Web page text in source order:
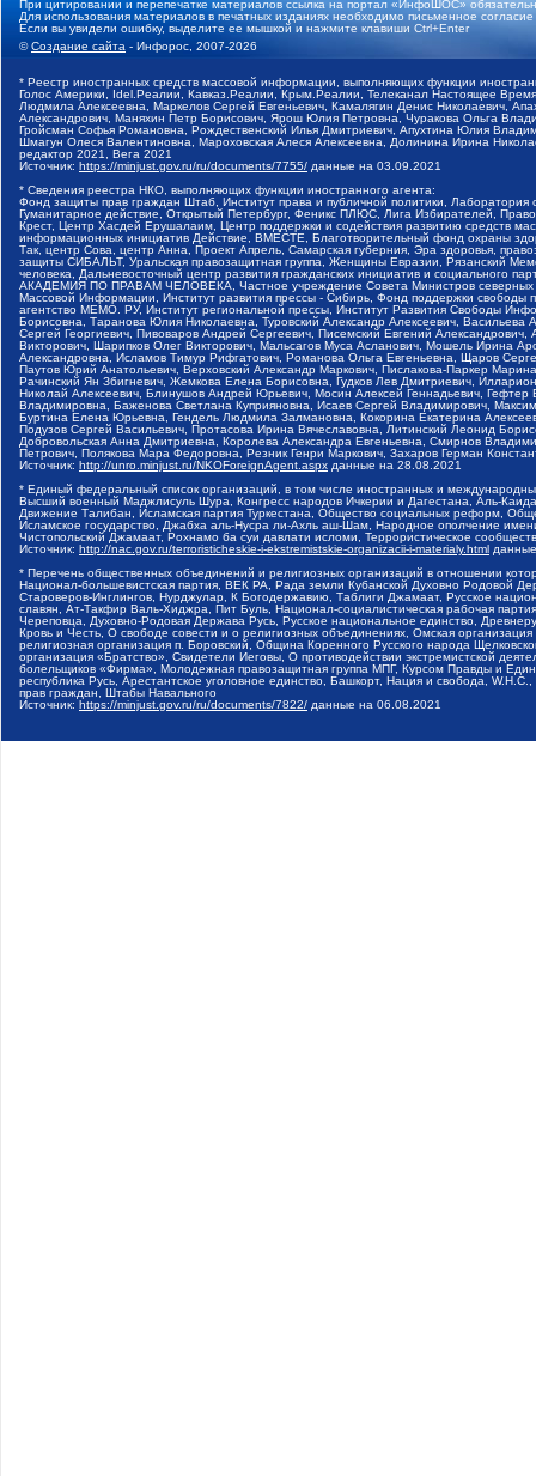
При цитировании и перепечатке материалов ссылка на портал «ИнфоШОС»
Для использования материалов в печатных изданиях необходимо письменное
Если вы увидели ошибку, выделите ее мышкой и нажмите клавиши Ctrl+Enter
©Создание сайта - Инфорос, 2007-2026
* Реестр иностранных средств массовой информации, выполняющих функции
Голос Америки, Idel.Реалии, Кавказ.Реалии, Крым.Реалии, Телеканал Настоящее
Людмила Алексеевна, Маркелов Сергей Евгеньевич, Камалягин Денис Николаевич,
Александрович, Маняхин Петр Борисович, Ярош Юлия Петровна, Чуракова Ольга
Гройсман Софья Романовна, Рождественский Илья Дмитриевич, Апухтина Юлия
Шмагун Олеся Валентиновна, Мароховская Алеся Алексеевна, Долинина Ирина
редактор 2021, Вега 2021
Источник: https://minjust.gov.ru/ru/documents/7755/ данные на 03.09.2021
* Сведения реестра НКО, выполняющих функции иностранного агента:
Фонд защиты прав граждан Штаб, Институт права и публичной политики,
Гуманитарное действие, Открытый Петербург, Феникс ПЛЮС, Лига Избирателей,
Крест, Центр Хасдей Ерушалаим, Центр поддержки и содействия развитию средств
информационных инициатив Действие, ВМЕСТЕ, Благотворительный фонд охраны
Так, центр Сова, центр Анна, Проект Апрель, Самарская губерния, Эра здоровья,
защиты СИБАЛЬТ, Уральская правозащитная группа, Женщины Евразии, Рязанский
человека, Дальневосточный центр развития гражданских инициатив и социального
АКАДЕМИЯ ПО ПРАВАМ ЧЕЛОВЕКА, Частное учреждение Совета Министров северных
Массовой Информации, Институт развития прессы - Сибирь, Фонд поддержки
агентство МЕМО. РУ, Институт региональной прессы, Институт Развития Свободы
Борисовна, Таранова Юлия Николаевна, Туровский Александр Алексеевич,
Сергей Георгиевич, Пивоваров Андрей Сергеевич, Писемский Евгений
Викторович, Шарипков Олег Викторович, Мальсагов Муса Асланович, Мошель Ирина
Александровна, Исламов Тимур Рифгатович, Романова Ольга Евгеньевна, Щаров
Паутов Юрий Анатольевич, Верховский Александр Маркович, Пислакова-Паркер
Рачинский Ян Збигневич, Жемкова Елена Борисовна, Гудков Лев Дмитриевич,
Николай Алексеевич, Блинушов Андрей Юрьевич, Мосин Алексей Геннадьевич,
Владимировна, Баженова Светлана Куприяновна, Исаев Сергей Владимирович,
Буртина Елена Юрьевна, Гендель Людмила Залмановна, Кокорина Екатерина
Подузов Сергей Васильевич, Протасова Ирина Вячеславовна, Литинский Леонид
Добровольская Анна Дмитриевна, Королева Александра Евгеньевна, Смирнов
Петрович, Полякова Мара Федоровна, Резник Генри Маркович, Захаров Герман
Источник: http://unro.minjust.ru/NKOForeignAgent.aspx данные на 28.08.2021
* Единый федеральный список организаций, в том числе иностранных и
Высший военный Маджлисуль Шура, Конгресс народов Ичкерии и Дагестана, Аль-
Движение Талибан, Исламская партия Туркестана, Общество социальных реформ,
Исламское государство, Джабха аль-Нусра ли-Ахль аш-Шам, Народное ополчение
Чистопольский Джамаат, Рохнамо ба суи давлати исломи, Террористическое
Источник: http://nac.gov.ru/terroristicheskie-i-ekstremistskie-organizacii-i-materialy.html
* Перечень общественных объединений и религиозных организаций в отношении
Национал-большевистская партия, ВЕК РА, Рада земли Кубанской Духовно Родовой
Староверов-Инглингов, Нурджулар, К Богодержавию, Таблиги Джамаат, Русское
славян, Ат-Такфир Валь-Хиджра, Пит Буль, Национал-социалистическая рабочая
Череповца, Духовно-Родовая Держава Русь, Русское национальное единство,
Кровь и Честь, О свободе совести и о религиозных объединениях, Омская
религиозная организация п. Боровский, Община Коренного Русского народа
организация «Братство», Свидетели Иеговы, О противодействии экстремистской
болельщиков «Фирма», Молодежная правозащитная группа МПГ, Курсом Правды и
республика Русь, Арестантское уголовное единство, Башкорт, Нация и свобода,
прав граждан, Штабы Навального
Источник: https://minjust.gov.ru/ru/documents/7822/ данные на 06.08.2021